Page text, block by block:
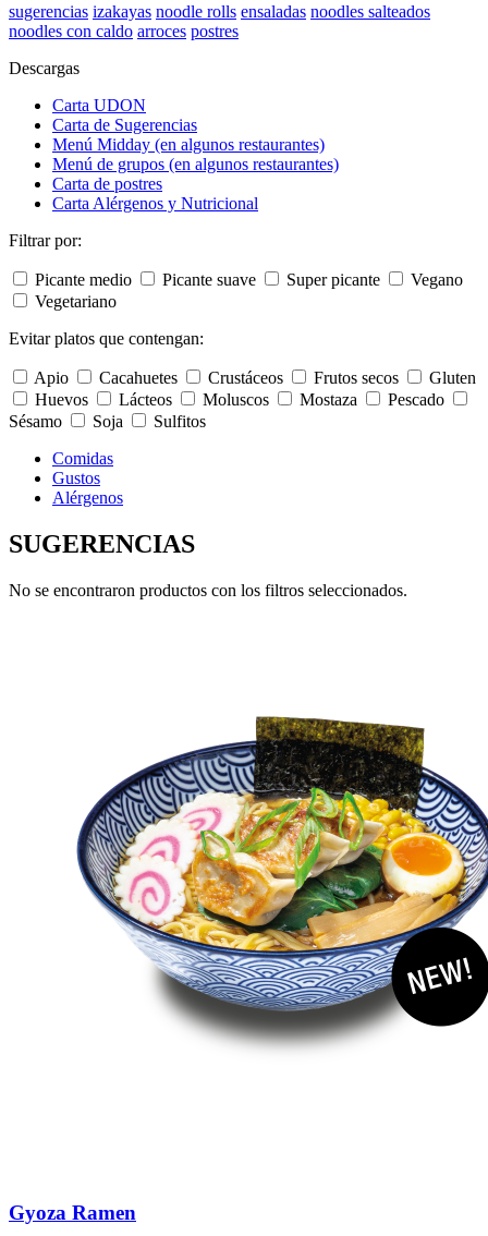
sugerencias izakayas noodle rolls ensaladas noodles salteados
noodles con caldo arroces postres
Descargas
Carta UDON
Carta de Sugerencias
Menú Midday (en algunos restaurantes)
Menú de grupos (en algunos restaurantes)
Carta de postres
Carta Alérgenos y Nutricional
Filtrar por:
Picante medio Picante suave Super picante
Vegano
Vegetariano
Evitar platos que contengan:
Apio Cacahuetes Crustáceos Frutos secos
Gluten
Huevos
Lácteos Moluscos Mostaza
Pescado
Sésamo
Soja
Sulfitos
Comidas
Gustos
Alérgenos
SUGERENCIAS
No se encontraron productos con los filtros seleccionados.
Gyoza Ramen